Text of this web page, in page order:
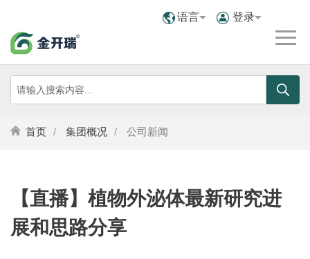
语言 登录
首页 集团概况 公司新闻
【直播】植物外泌体最新研究进
展和思路分享